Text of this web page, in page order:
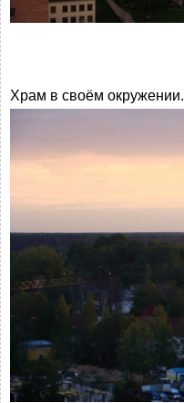
Храм в своём окружении.